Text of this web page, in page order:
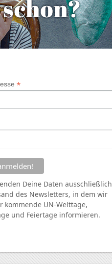
*
Deine Daten ausschließlich
des Newsletters, in dem wir
kommende UN-Welttage,
und Feiertage informieren.